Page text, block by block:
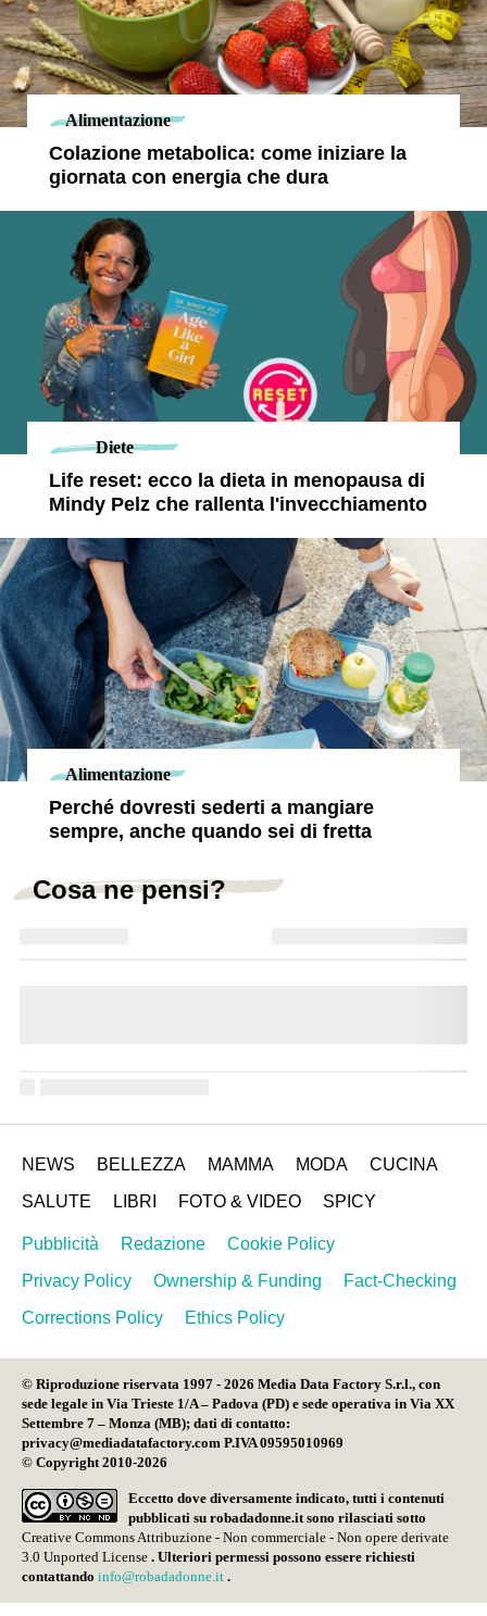
Alimentazione
Colazione metabolica: come iniziare la
giornata con energia che dura
Diete
Life reset: ecco la dieta in menopausa di
Mindy Pelz che rallenta l'invecchiamento
Alimentazione
Perché dovresti sederti a mangiare
sempre, anche quando sei di fretta
Cosa ne pensi?
NEWS BELLEZZA MAMMA MODA
CUCINA
SALUTE
LIBRI FOTO & VIDEO SPICY
Pubblicità Redazione
Cookie Policy
Privacy Policy
Ownership & Funding
Fact-Checking
Corrections Policy
Ethics Policy
© Riproduzione riservata 1997 - 2026 Media Data Factory S.r.l., con
sede legale in Via Trieste 1/A – Padova (PD) e sede operativa in Via XX
Settembre 7 – Monza (MB); dati di contatto:
privacy@mediadatafactory.com P.IVA 09595010969
© Copyright 2010-2026
Eccetto dove diversamente indicato, tutti i contenuti
pubblicati su robadadonne.it sono rilasciati sotto
Creative Commons Attribuzione - Non commerciale - Non opere derivate
3.0 Unported License . Ulteriori permessi possono essere richiesti
contattando info@robadadonne.it .